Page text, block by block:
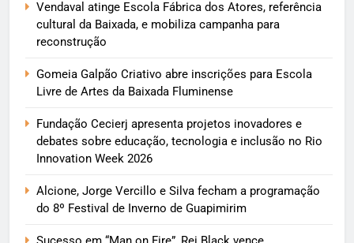
Vendaval atinge Escola Fábrica dos Atores, referência
cultural da Baixada, e mobiliza campanha para
reconstrução
Gomeia Galpão Criativo abre inscrições para Escola
Livre de Artes da Baixada Fluminense
Fundação Cecierj apresenta projetos inovadores e
debates sobre educação, tecnologia e inclusão no Rio
Innovation Week 2026
Alcione, Jorge Vercillo e Silva fecham a programação
do 8º Festival de Inverno de Guapimirim